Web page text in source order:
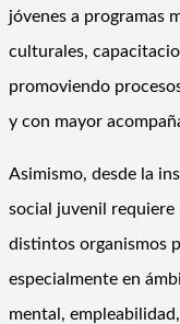
jóvenes a programas
culturales,
promoviendo
y con mayor
Asimismo, desde la
social juvenil
distintos organismos
especialmente en
mental,